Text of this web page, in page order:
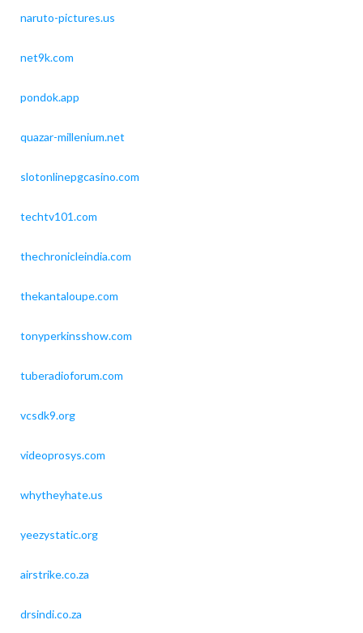
naruto-pictures.us
net9k.com
pondok.app
quazar-millenium.net
slotonlinepgcasino.com
techtv101.com
thechronicleindia.com
thekantaloupe.com
tonyperkinsshow.com
tuberadioforum.com
vcsdk9.org
videoprosys.com
whytheyhate.us
yeezystatic.org
airstrike.co.za
drsindi.co.za